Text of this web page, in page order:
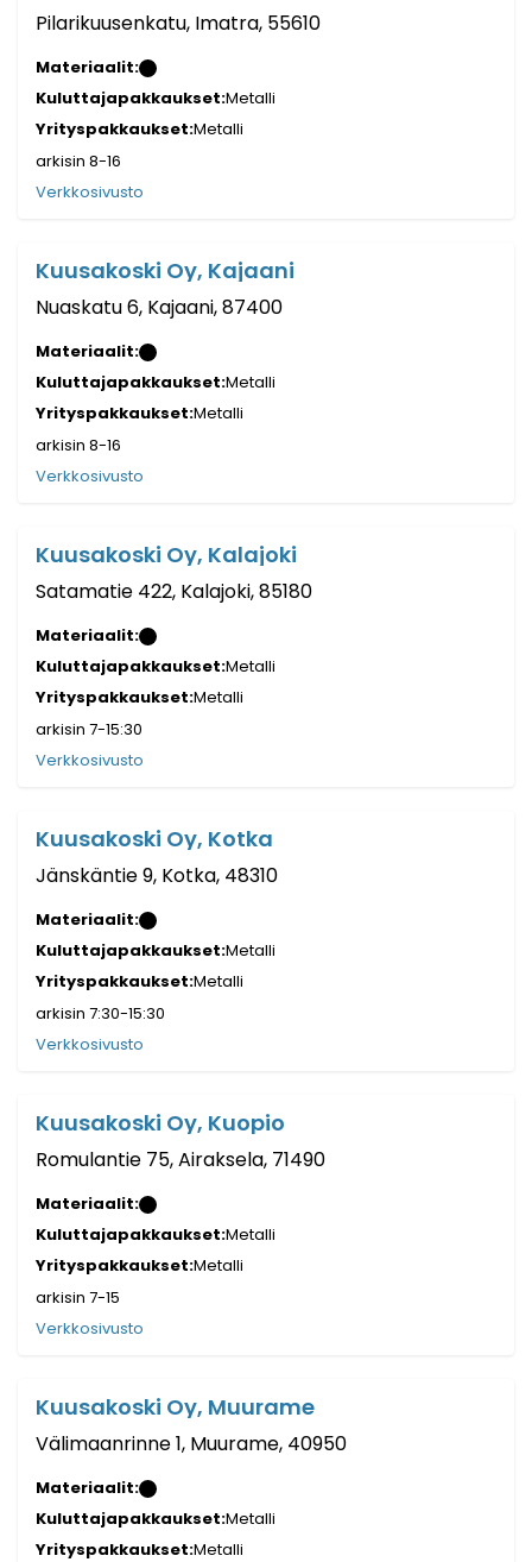
Pilarikuusenkatu, Imatra, 55610
Materiaalit:
Kuluttajapakkaukset:Metalli
Yrityspakkaukset:Metalli
arkisin 8-16
Verkkosivusto
Kuusakoski Oy, Kajaani
Nuaskatu 6, Kajaani, 87400
Materiaalit:
Kuluttajapakkaukset:Metalli
Yrityspakkaukset:Metalli
arkisin 8-16
Verkkosivusto
Kuusakoski Oy, Kalajoki
Satamatie 422, Kalajoki, 85180
Materiaalit:
Kuluttajapakkaukset:Metalli
Yrityspakkaukset:Metalli
arkisin 7-15:30
Verkkosivusto
Kuusakoski Oy, Kotka
Jänskäntie 9, Kotka, 48310
Materiaalit:
Kuluttajapakkaukset:Metalli
Yrityspakkaukset:Metalli
arkisin 7:30-15:30
Verkkosivusto
Kuusakoski Oy, Kuopio
Romulantie 75, Airaksela, 71490
Materiaalit:
Kuluttajapakkaukset:Metalli
Yrityspakkaukset:Metalli
arkisin 7-15
Verkkosivusto
Kuusakoski Oy, Muurame
Välimaanrinne 1, Muurame, 40950
Materiaalit:
Kuluttajapakkaukset:Metalli
Yrityspakkaukset:Metalli